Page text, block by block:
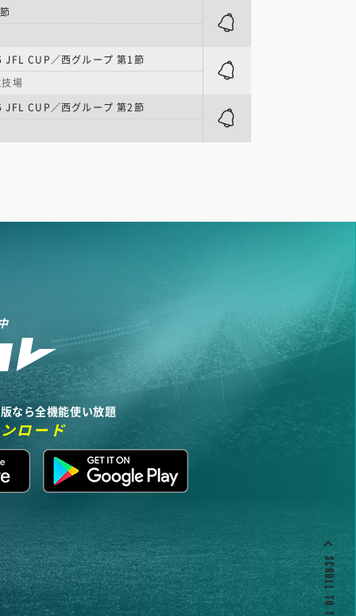
CUP／西グループ 第1節
場
CUP／西グループ 第2節
なら全機能使い放題
ロード
SCROLL TO TOP